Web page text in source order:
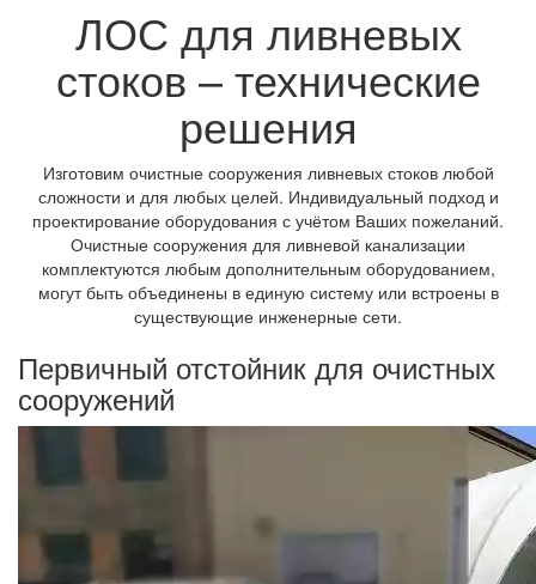
ЛОС для ливневых
стоков – технические
решения
Изготовим очистные сооружения ливневых стоков любой
сложности и для любых целей. Индивидуальный подход и
проектирование оборудования с учётом Ваших пожеланий.
Очистные сооружения для ливневой канализации
комплектуются любым дополнительным оборудованием,
могут быть объединены в единую систему или встроены в
существующие инженерные сети.
Первичный отстойник для очистных
сооружений